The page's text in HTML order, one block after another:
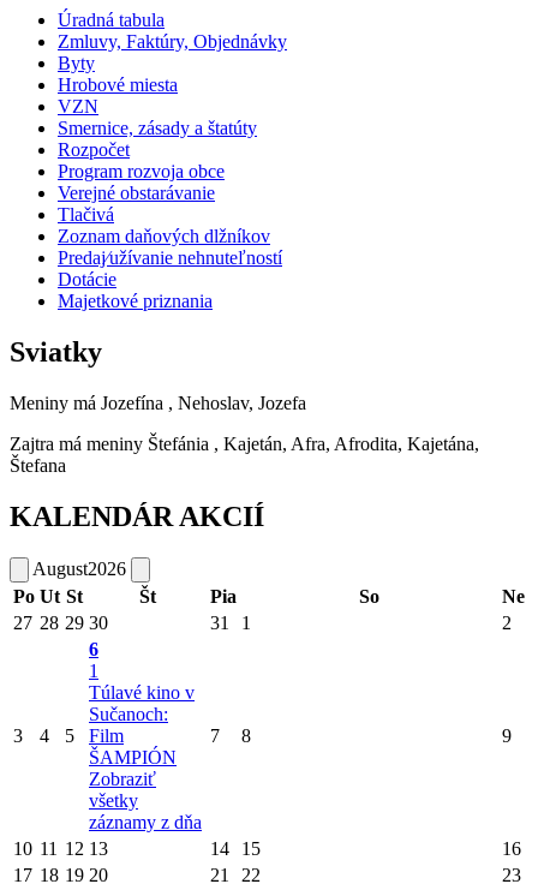
Úradná tabula
Zmluvy, Faktúry, Objednávky
Byty
Hrobové miesta
VZN
Smernice, zásady a štatúty
Rozpočet
Program rozvoja obce
Verejné obstarávanie
Tlačivá
Zoznam daňových dlžníkov
Predaj⁄užívanie nehnuteľností
Dotácie
Majetkové priznania
Sviatky
Meniny má Jozefína , Nehoslav, Jozefa
Zajtra má meniny Štefánia , Kajetán, Afra, Afrodita, Kajetána,
Štefana
KALENDÁR AKCIÍ
August2026
Po Ut St Št Pia So
Ne
27 28 29 30 31 1 2
3 4 5
6
1
Túlavé kino v
Sučanoch:
Film
ŠAMPIÓN
Zobraziť
všetky
záznamy z dňa
7 8 9
10 11 12 13 14 15
16
17 18 19 20 21 22 23